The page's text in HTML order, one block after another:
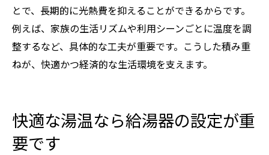
とで、長期的に光熱費を抑えることができるからです。
例えば、家族の生活リズムや利用シーンごとに温度を調
整するなど、具体的な工夫が重要です。こうした積み重
ねが、快適かつ経済的な生活環境を支えます。
快適な湯温なら給湯器の設定が重
要です